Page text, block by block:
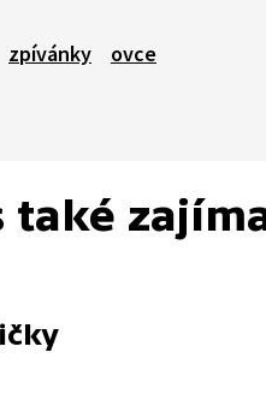
zpívánky
ovce
také